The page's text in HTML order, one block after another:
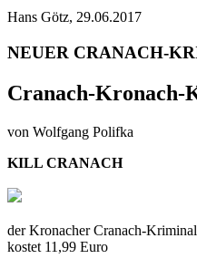
Hans Götz, 29.06.2017
NEUER CRANACH-
Cranach-Kronach-
von Wolfgang Polifka
KILL CRANACH
der Kronacher Cranach-
kostet 11,99 Euro